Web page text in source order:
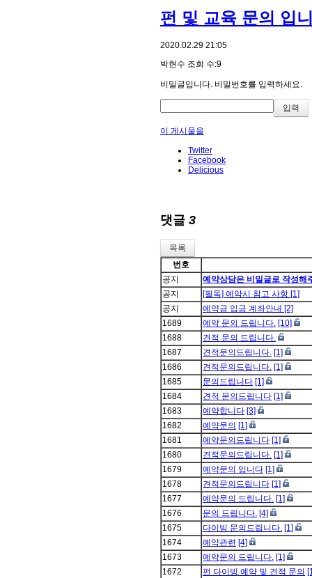
펀 및 교육 문의 입
2020.02.29 21:05
박현수 조회 수:9
비밀글입니다. 비밀번호를 입력하세요.
이 게시물을
Twitter
Facebook
Delicious
댓글 3
목록
번호
공지
예약상담은 비밀글로 작성해
공지
[필독] 예약시 참고 사항 [1]
공지
예약금 입금 계좌안내 [2]
1689
예약 문의 드립니다. [10]
1688
견적 문의 드립니다.
1687
견적문의드립니다. [1]
1686
견적문의드립니다. [1]
1685
문의드립니다 [1]
1684
견적 문의드립니다 [1]
1683
예약합니다 [3]
1682
예약문의 [1]
1681
예약문의드립니다 [1]
1680
견적문의드립니다. [1]
1679
예약문의 입니다 [1]
1678
견적문의드립니다 [1]
1677
예약문의 드립니다. [1]
1676
문의 드립니다. [4]
1675
다이빙 문의드립니다. [1]
1674
예약관련 [4]
1673
예약문의 드립니다. [1]
1672
펀 다이빙 예약 및 견적 문의